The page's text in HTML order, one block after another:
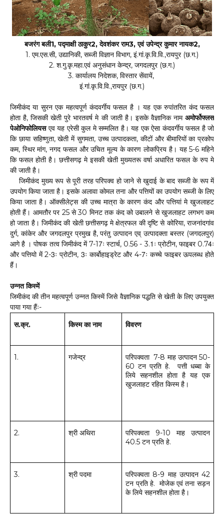
बजरंग बली1, पद्माक्षी ठाकुर2, देवशंकर राम3, एवं उपेन्द्र कुमार नायक2,
1. एम.एस.सी, उद्यानिकी, सब्जी विज्ञान विभाग, इं.गां.कृ.वि.वि.,रायपुर (छ.ग.)
2. श.गु.कृ.महा.एवं अनुसंधान केन्द्र, जगदलपुर (छ.ग.)
3. कार्यालय निदेशक, विस्तार सेंवायें,
इं.गां.कृ.वि.वि.,रायपुर (छ.ग.)
जिमीकंद या सुरन एक महत्वपूर्ण कंदवर्गीय फसल है । यह एक रुपांतरित कंद फसल
होता है, जिसकी खेती पुरे भारतवर्ष मे की जाती है। इसके वैज्ञानिक नाम अमोर्फोफ्लस
पेओनिफोलियस एव यह एरेसी कुल मे सम्मलित है। यह एक ऐसा कंदवर्गीय फसल है जो
कि छाया सहिष्णुता, खेती में सुगमता, उच्च उत्पादकता, कीटों और बीमारियों का प्रकोप
कम, स्थिर मांग, नगद फसल और उचित मूल्य के कारण लोकप्रिय है। यह 5-6 महिने
कि फसल होती है। छत्तीसगढ़ मे इसकी खेती मुख्यतरू वर्षा अधारित फसल के रुप मे
की जाती है।
जिमीकंद मुख्य रूप से पूरी तरह परिपक्व हो जाने से खुदाई के बाद सब्जी के रूप में
उपयोग किया जाता है। इसके अलावा कोमल तना और पत्तियों का उपयोग सब्जी के लिए
किया जाता है। ऑक्सीलेट्स की उच्च मात्रा के कारण कंद और पत्तियां मे खुजलाहट
होती हैं। आमतौर पर 25 से 30 मिनट तक कंद को उबालने से खुजलाहट लगभग कम
हो जाता है। जिमीकंद की खेती छत्तीसगढ़ मे क्षेत्रफल की दृष्टि से कोरिया, राजनांदगांव
दुर्ग, कांकेर और जगदलपुर प्रमुख है, परंतु उत्पादन एव् उत्पादक्ता बस्तर (जगदलपुर)
आगे है । पोषक तत्व जिमीकंद में 7-17ः स्टार्च, 0.56 - 3.1ः प्रोटीन, फाइबर 0.74ः
और पत्तियो में 2-3ः प्रोटीन, 3ः कार्बोहाइड्रेट और 4-7ः कच्चे फाइबर ऊपलब्ध होते
हैं।
उन्नत किस्में
जिमीकंद की तीन महत्वपूर्ण उन्नत किस्में जिसे वैज्ञानिक पद्धति से खेती के लिए उपयुक्त
पाया गया हैंः-
स.क्र. किस्म का नाम विवरण
1. गजेन्द्र परिपक्वता 7-8 माह उत्पादन50-
60टन प्रति हे. पत्ती धब्बा के
लिये सहनशील होता है यह एक
खुजलाहट रहित किस्म है।
2. श्री अथिरा परिपक्वता9-10 माह
उत्पादन
40.5टन प्रति हे.
3. श्री पदमा परिपक्वता8-9 माह उत्पादन42
टन प्रति हे. मोजेक एवं तना सड़न
के लिये सहनशील होता है।